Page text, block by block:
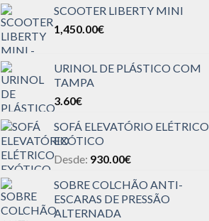
SCOOTER LIBERTY MINI
1,450.00€
URINOL DE PLÁSTICO COM
TAMPA
3.60€
SOFÁ ELEVATÓRIO ELÉTRICO
EXÓTICO
Desde: 930.00€
SOBRE COLCHÃO ANTI-
ESCARAS DE PRESSÃO
ALTERNADA